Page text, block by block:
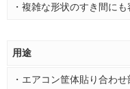
・複雑な形状のすき間に
用途
・エアコン筐体貼り合わ